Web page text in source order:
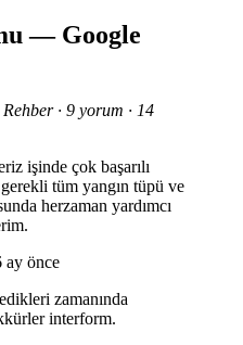
— Google
Rehber · 9 yorum · 14
işinde çok başarılı
tüm yangın tüpü ve
herzaman yardımcı
ay önce
zamanında
interform.